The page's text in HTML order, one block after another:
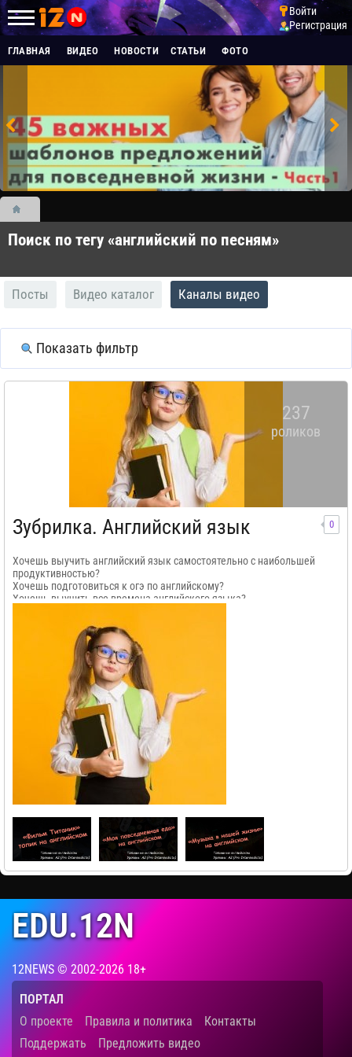
Войти
Регистрация
ГЛАВНАЯ ВИДЕО НОВОСТИ СТАТЬИ ФОТО
Поиск по тегу «английский по песням»
Посты Видео каталог Каналы видео
Показать фильтр
237
роликов
0
Зубрилка. Английский язык
Хочешь выучить английский язык самостоятельно с наибольшей
продуктивностью?
Хочешь подготовиться к огэ по английскому?
Хочешь выучить все времена английского языка?
Тогда ты попал куда нужно, и можешь начать учить со мной
английские фразы, а также грамматику английского языка.
На нашем канале представлены онлайн курсы, в которых содержатся
тренажеры английских слов. А так же тренажеры английских фраз,
которые могут тебе пригодится каждый день.
Английский по плейлистам учить легко и просто, так как плейлисты
можно слушать с неограниченной регулярностью. Продуктивность
обучения – наше преимущество.
Учись с нами!!!
EDU.12N
12NEWS © 2002-2026 18+
ПОРТАЛ
О проекте
Правила и политика
Контакты
Поддержать
Предложить видео